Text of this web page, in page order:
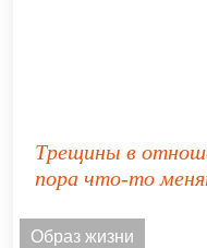
Трещины в
пора что-то
Образ жизни